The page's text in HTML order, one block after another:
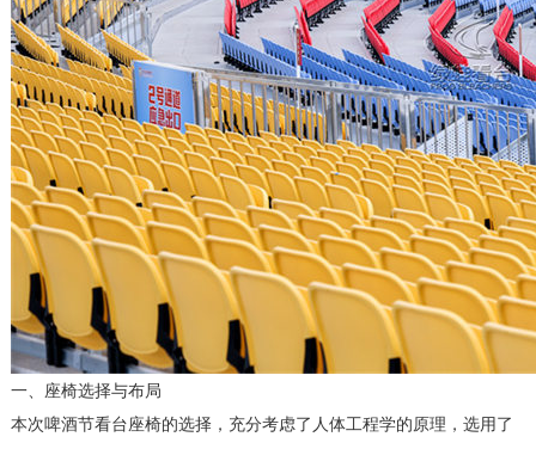
一、座椅选择与布局
本次啤酒节看台座椅的选择，充分考虑了人体工程学的原理，选用了